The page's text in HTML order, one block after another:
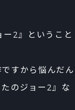
ー2』ということ
すから悩んだん
のジョー2』な